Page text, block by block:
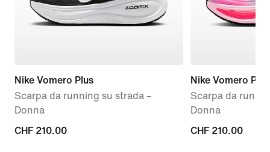
Nike Vomero Plus
Scarpa da running su strada –
Donna
CHF
CHF 210.00
Nike Vomero Plus
Scarpa da
Donna
CHF
CHF 210.00